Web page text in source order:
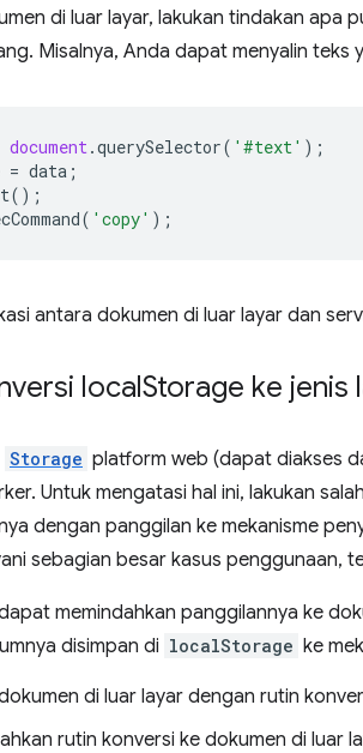
di luar layar, lakukan tindakan apa
Misalnya, Anda dapat menyalin teks
document.querySelector( '#text' );
= data ;
();
( 'copy' );
antara dokumen di luar layar dan
localStorage ke jenis
Storage platform web (dapat diakses
Untuk mengatasi hal ini, lakukan
dengan panggilan ke mekanisme
sebagian besar kasus penggunaan,
memindahkan panggilannya ke
disimpan di localStorage ke
di luar layar dengan rutin
rutin konversi ke dokumen di luar